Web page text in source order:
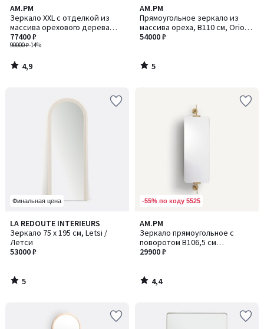
AM.PM
Зеркало XXL с отделкой из
массива орехового дерева
В200 см, Andromède /
Андромед
90000 ₽-14%
77400 ₽
4,9
/ 5
4,9
/
AM.PM
Прямоугольное зеркало из
массива ореха, В110 см, Orion /
Орион
54000 ₽
5
/
5
5
/
Финальная цена
LA REDOUTE INTERIEURS
Зеркало 75 x 195 см, Letsi /
Летси
53000 ₽
5
/
5
5
/
-55% по коду 5525
AM.PM
Зеркало прямоугольное с
поворотом В106,5 см
Cassandre / Кассандра
29900 ₽
4,4
/ 5
4,4
/